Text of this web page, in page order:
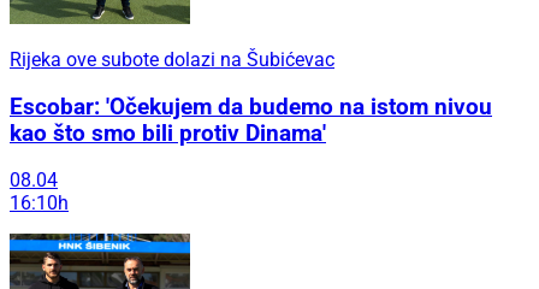
Rijeka ove subote dolazi na Šubićevac
Escobar: 'Očekujem da budemo na istom nivou
kao što smo bili protiv Dinama'
08.04
16:10h